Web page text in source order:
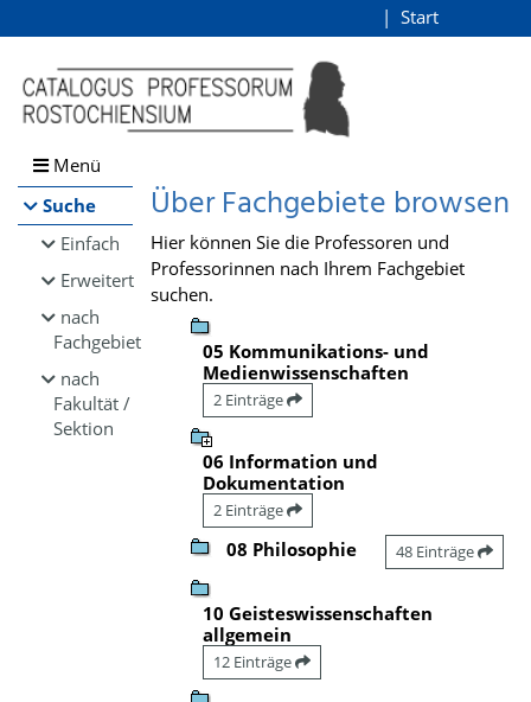
Browsen
direkt zum Inhalt
Start
Menü
Suche
Einfach
Erweitert
nach
Fachgebiet
nach
Fakultät /
Sektion
Über Fachgebiete browsen
Hier können Sie die Professoren und
Professorinnen nach Ihrem Fachgebiet
suchen.
05 Kommunikations- und
Medienwissenschaften
2 Einträge
06 Information und
Dokumentation
2 Einträge
08 Philosophie 48 Einträge
10 Geisteswissenschaften
allgemein
12 Einträge